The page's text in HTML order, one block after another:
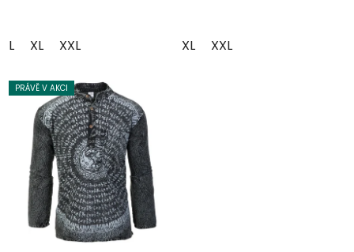
L XL XXL XL XXL
PRÁVĚ V AKCI